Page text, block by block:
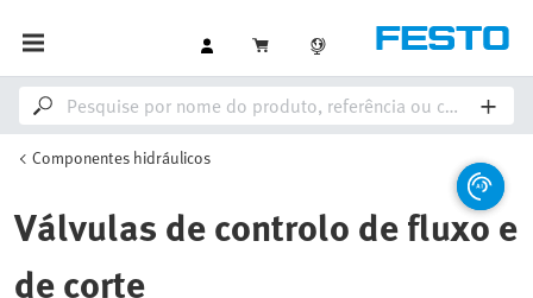
Componentes hidráulicos
Válvulas de controlo de fluxo e
de corte